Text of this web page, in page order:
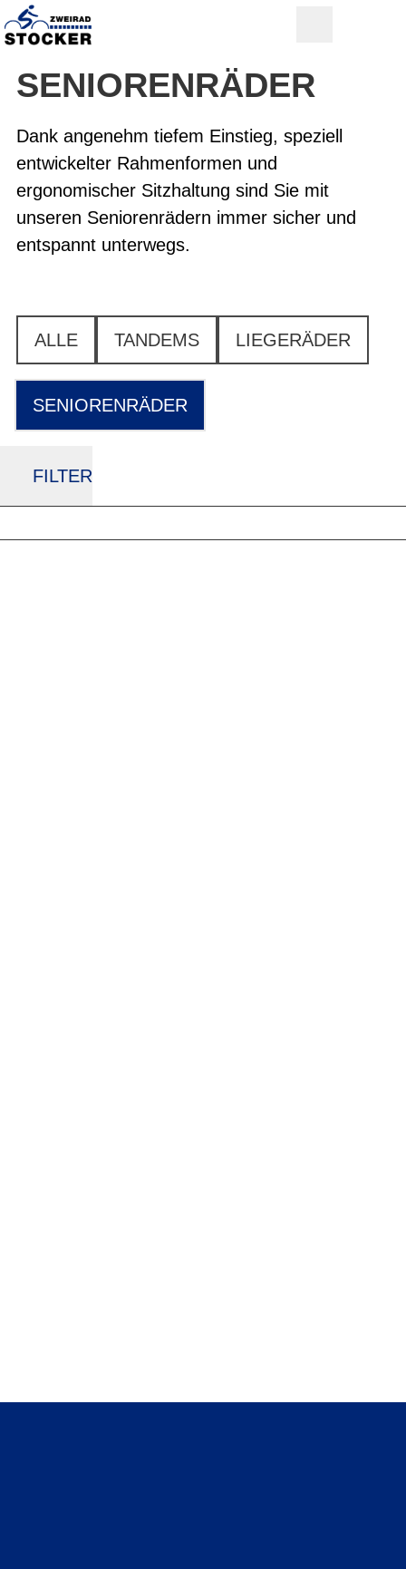
SENIOREN­RÄDER
Dank angenehm tiefem Einstieg, speziell
entwickelter Rahmenformen und
ergonomischer Sitzhaltung sind Sie mit
unseren Seniorenrädern immer sicher und
entspannt unterwegs.
ALLE TANDEMS LIEGERÄDER
SENIORENRÄDER
FILTER